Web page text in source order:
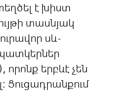
է խիստ
տասնյակ
սև-
երբևէ չեն
Ցուցադրանքում